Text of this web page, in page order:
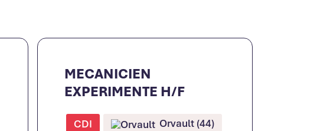
MECANICIEN
EXPERIMENTE H/F
CDI
Orvault (44)